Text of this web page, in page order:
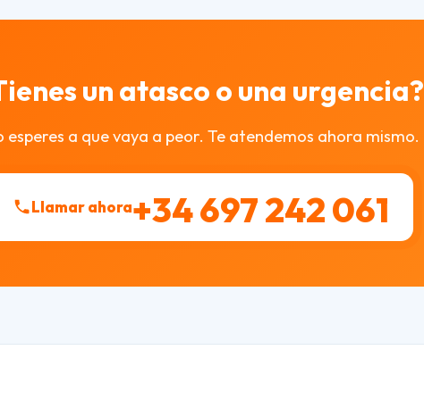
un atasco o una urgencia?
esperes a que vaya a peor. Te atendemos ahora mismo.
Llamar ahora+34 697 242 061